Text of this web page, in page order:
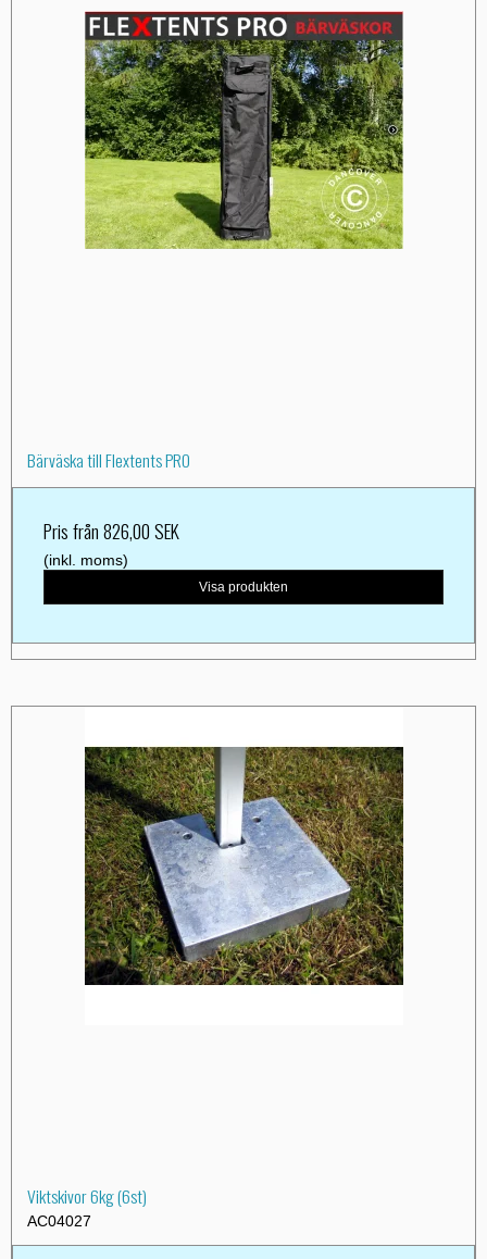
Bärväska till Flextents PRO
Pris från826,00 SEK
(inkl. moms)
Visa produkten
Viktskivor 6kg (6st)
AC04027